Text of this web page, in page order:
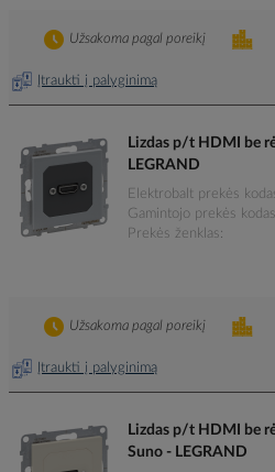
Įtraukti į palyginimą
Užsakoma pagal poreikį
Lizdas p/t HDMI be
LEGRAND
Elektrobalt prekės
Gamintojo prekės kodas
Prekės ženklas
Įtraukti į palyginimą
Užsakoma pagal poreikį
Lizdas p/t HDMI be
Suno - LEGRAND